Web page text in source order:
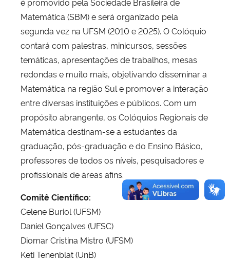
PlanaltoMatemática (SBM) e será organizado pela
segunda vez na UFSM (2010 e 2025). O Colóquio
contará com palestras, minicursos, sessões
temáticas, apresentações de trabalhos, mesas
redondas e muito mais, objetivando disseminar a
Matemática na região Sul e promover a interação
entre diversas instituições e públicos. Com um
propósito abrangente, os Colóquios Regionais de
Matemática destinam-se a estudantes da
graduação, pós-graduação e do Ensino Básico,
professores de todos os níveis, pesquisadores e
profissionais de áreas afins.
Comitê Científico:
Celene Buriol (UFSM)
Daniel Gonçalves (UFSC)
Diomar Cristina Mistro (UFSM)
Keti Tenenblat (UnB)